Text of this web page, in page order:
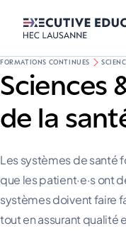
FORMATIONS CONTINUES
Sciences
de la
Les systèmes de santé
que les patient·e·s ont
systèmes doivent faire
tout en assurant qualité